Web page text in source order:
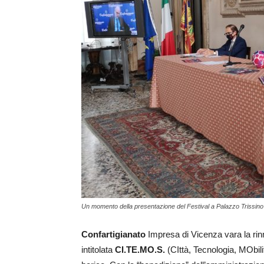
Un momento della presentazione del Festival a Palazzo Trissino
Confartigianato Impresa di Vicenza vara la
intitolata CI.TE.MO.S. (CIttà, Tecnologia,